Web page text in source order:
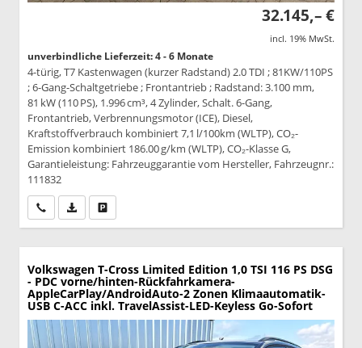
32.145,– €
incl. 19% MwSt.
unverbindliche Lieferzeit: 4 - 6 Monate
4-türig, T7 Kastenwagen (kurzer Radstand) 2.0 TDI ; 81KW/110PS
; 6-Gang-Schaltgetriebe ; Frontantrieb ; Radstand: 3.100 mm,
81 kW (110 PS), 1.996 cm³, 4 Zylinder, Schalt. 6-Gang,
Frontantrieb, Verbrennungsmotor (ICE), Diesel,
Kraftstoffverbrauch kombiniert 7,1 l/100km (WLTP), CO₂-
Emission kombiniert 186.00 g/km (WLTP), CO₂-Klasse G,
Garantieleistung: Fahrzeuggarantie vom Hersteller, Fahrzeugnr.:
111832
Wir rufen Sie anPDF-Datei, Fahrzeugexposé drucken
Volkswagen T-Cross Limited Edition 1,0 TSI 116 PS DSG
- PDC vorne/hinten-Rückfahrkamera-
AppleCarPlay/AndroidAuto-2 Zonen Klimaautomatik-
USB C-ACC inkl. TravelAssist-LED-Keyless Go-Sofort